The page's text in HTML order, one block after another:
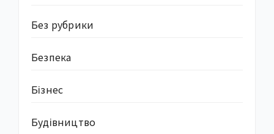
Без рубрики
Безпека
Бізнес
Будівництво